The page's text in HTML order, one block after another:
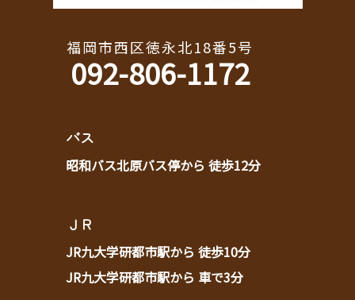
福岡市西区徳永北18番5号
092-806-1172
バス
昭和バス北原バス停から 徒歩12分
ＪＲ
JR九大学研都市駅から 徒歩10分
JR九大学研都市駅から 車で3分